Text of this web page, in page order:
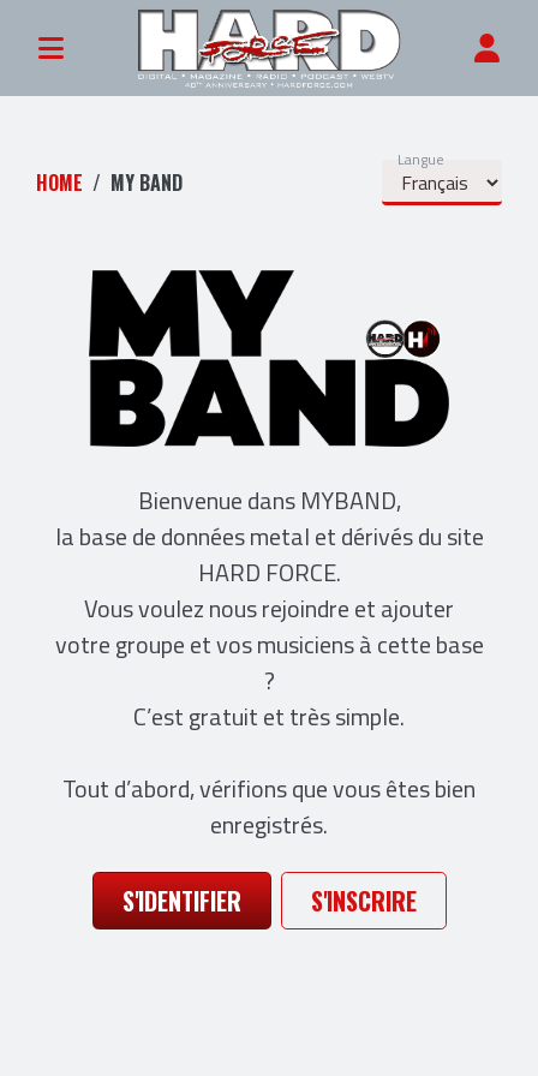
HOME MY BAND
Langue
Bienvenue dans MYBAND,
la base de données metal et dérivés du site
HARD FORCE.
Vous voulez nous rejoindre et ajouter
votre groupe et vos musiciens à cette base
?
C’est gratuit et très simple.
Tout d’abord, vérifions que vous êtes bien
enregistrés.
S'IDENTIFIER S'INSCRIRE